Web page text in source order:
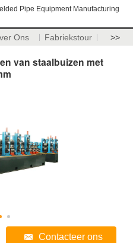
Pipe Equipment Manufacturing
Ons Fabriekstour >>
van staalbuizen met
Contacteer ons